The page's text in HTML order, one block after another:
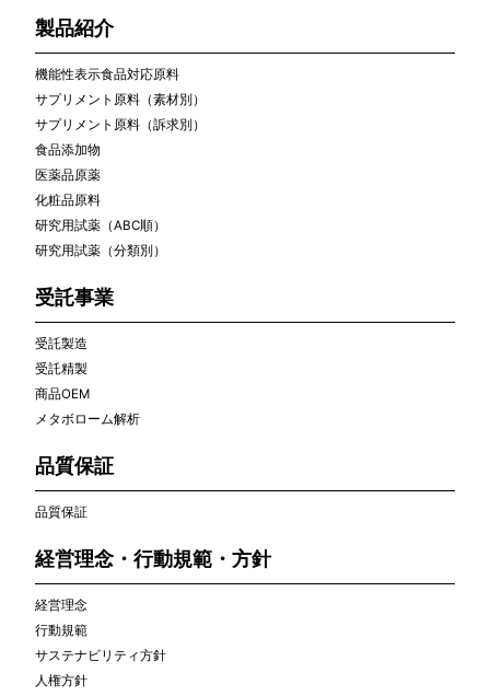
製品紹介
機能性表示食品対応原料
サプリメント原料（素材別）
サプリメント原料（訴求別）
食品添加物
医薬品原薬
化粧品原料
研究用試薬（ABC順）
研究用試薬（分類別）
受託事業
受託製造
受託精製
商品OEM
メタボローム解析
品質保証
品質保証
経営理念・行動規範・方針
経営理念
行動規範
サステナビリティ方針
人権方針